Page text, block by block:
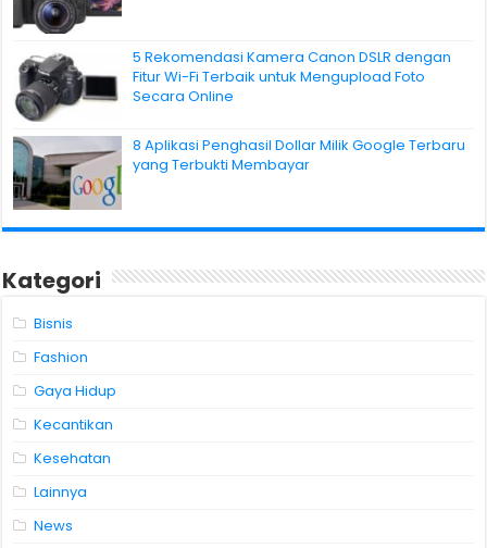
5 Rekomendasi Kamera Canon DSLR dengan
Fitur Wi-Fi Terbaik untuk Mengupload Foto
Secara Online
8 Aplikasi Penghasil Dollar Milik Google Terbaru
yang Terbukti Membayar
Kategori
Bisnis
Fashion
Gaya Hidup
Kecantikan
Kesehatan
Lainnya
News